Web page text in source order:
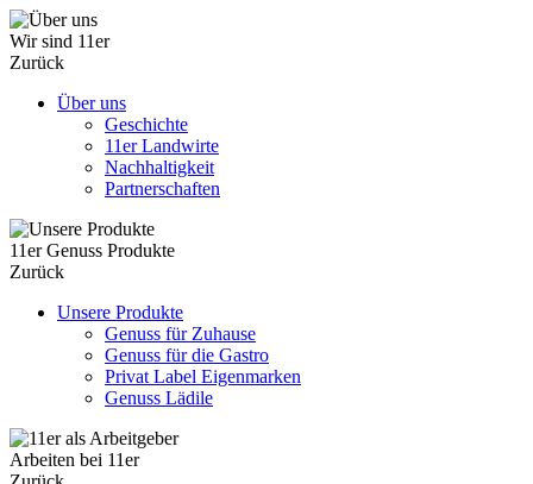
Wir sind 11er
Zurück
Über uns
Geschichte
11er Landwirte
Nachhaltigkeit
Partnerschaften
11er Genuss Produkte
Zurück
Unsere Produkte
Genuss für Zuhause
Genuss für die Gastro
Privat Label Eigenmarken
Genuss Lädile
Arbeiten bei 11er